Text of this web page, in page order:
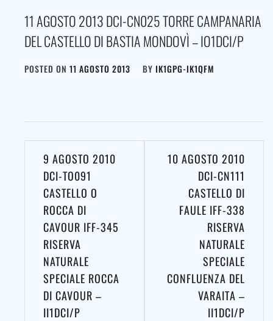
11 AGOSTO 2013 DCI-CN025 TORRE CAMPANARIA
DEL CASTELLO DI BASTIA MONDOVÌ – IO1DCI/P
POSTED ON 11 AGOSTO 2013 BY IK1GPG-IK1QFM
Navigazione
articoli
9 AGOSTO 2010
DCI-TO091
CASTELLO O
ROCCA DI
CAVOUR IFF-345
RISERVA
NATURALE
SPECIALE ROCCA
DI CAVOUR –
II1DCI/P
10 AGOSTO 2010
DCI-CN111
CASTELLO DI
FAULE IFF-338
RISERVA
NATURALE
SPECIALE
CONFLUENZA DEL
VARAITA –
II1DCI/P